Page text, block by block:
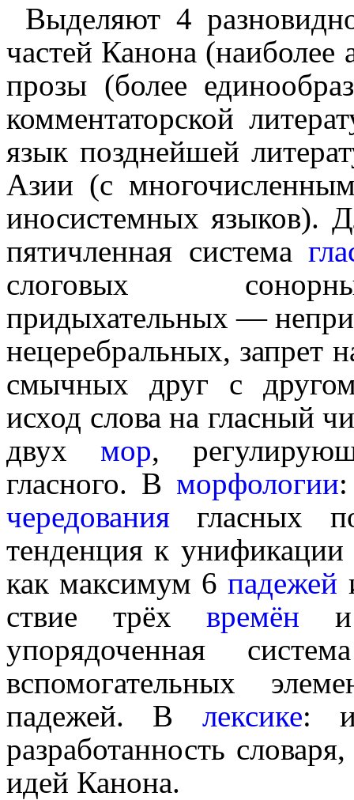
Выделяют 4
частей Канона
прозы (более
комментаторской
язык позднейшей
Азии (с
иносистемных языков).
пятичленная система
слоговых
придыхательных —
нецеребральных, запрет
смычных друг с
исход слова на гласный
двух мор,
гласного. Вморфологии
чередования гласных
тенденция к
как максимум 6падежей
ствие трёхвремён и
упорядоченная
вспомогательных
падежей. В лексике:
разработанность
идей Канона.